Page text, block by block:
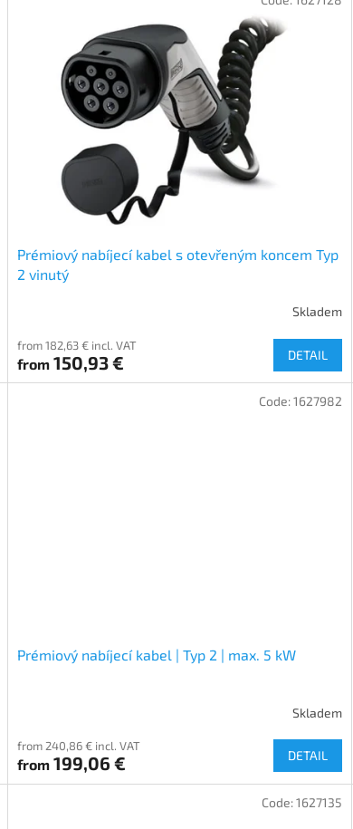
Prémiový nabíjecí kabel s otevřeným koncem Typ
2 vinutý
Skladem
from 182,63 € incl. VAT
from 150,93 € DETAIL
Prémiový nabíjecí kabel | Typ 2 | max. 5 kW
Skladem
from 240,86 € incl. VAT
from 199,06 € DETAIL
Code:1627982
Code:1627135